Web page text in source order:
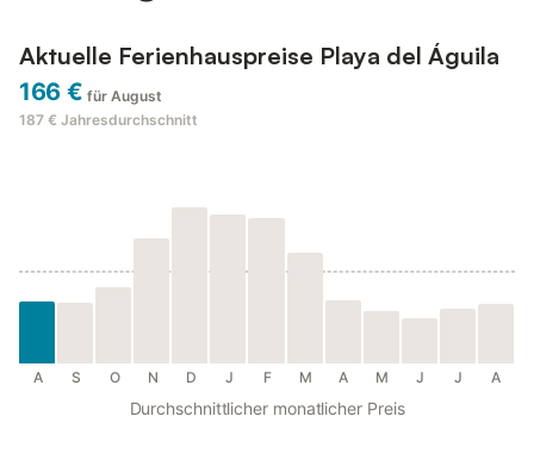
Aktuelle Ferienhauspreise Playa del Águila
166 € für August
187 € Jahresdurchschnitt
A S O N D J F M A M J J A
Durchschnittlicher monatlicher Preis